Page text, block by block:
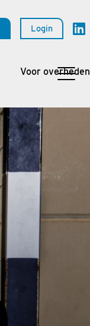
Login
Voor overheden